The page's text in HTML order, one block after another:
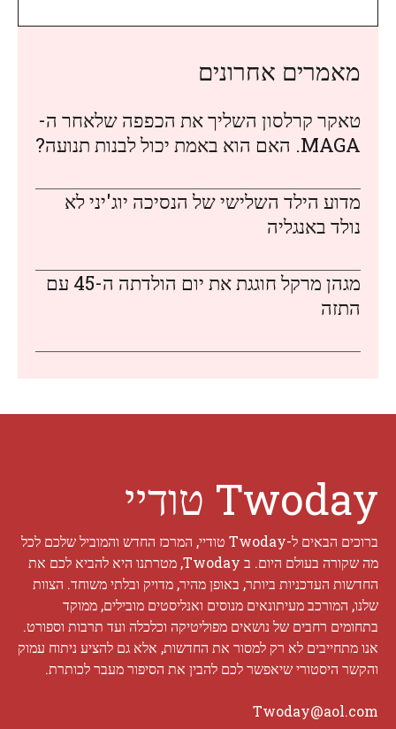
מאמרים אחרונים
טאקר קרלסון השליך את הכפפה שלאחר ה-
MAGA. האם הוא באמת יכול לבנות תנועה?
מדוע הילד השלישי של הנסיכה יוג'יני לא
נולד באנגליה
מגהן מרקל חוגגת את יום הולדתה ה-45 עם
התזה
Twoday טודיי
ברוכים הבאים ל-Twoday טודיי, המרכז החדש והמוביל שלכם לכל
מה שקורה בעולם היום. ב Twoday, מטרתנו היא להביא לכם את
החדשות העדכניות ביותר, באופן מהיר, מדויק ובלתי משוחד. הצוות
שלנו, המורכב מעיתונאים מנוסים ואנליסטים מובילים, ממוקד
בתחומים רחבים של נושאים מפוליטיקה וכלכלה ועד תרבות וספורט.
אנו מתחייבים לא רק למסור את החדשות, אלא גם להציע ניתוח עמוק
והקשר היסטורי שיאפשר לכם להבין את הסיפור מעבר לכותרת.
Twoday@aol.com